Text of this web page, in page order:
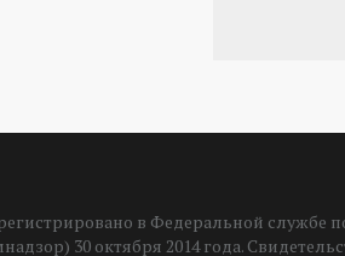
в Федеральной службе
30 октября 2014 года.